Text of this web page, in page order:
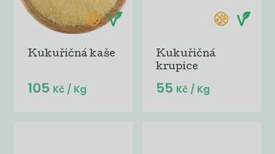
Kukuřičná kaše
105 Kč / Kg
Kukuřičná
krupice
55 Kč / Kg